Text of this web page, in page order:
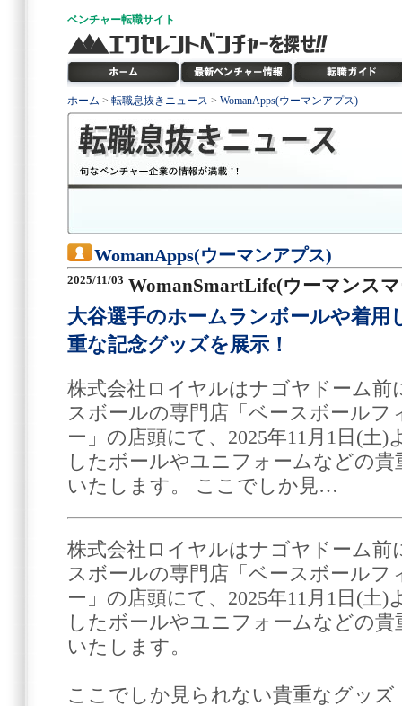
ベンチャー転職サイト
ホーム > 転職息抜きニュース > WomanApps(ウーマンアプス)
WomanApps(ウーマンアプス)
2025/11/03 WomanSmartLife(ウーマンス
大谷選手のホームランボールや着用
重な記念グッズを展示！
株式会社ロイヤルはナゴヤドーム前
スボールの専門店「ベースボール
ー」の店頭にて、2025年11月1日(土
したボールやユニフォームなどの
いたします。 ここでしか見…
株式会社ロイヤルはナゴヤドーム前
スボールの専門店「ベースボール
ー」の店頭にて、2025年11月1日(土
したボールやユニフォームなどの
いたします。
ここでしか見られない貴重なグッズ